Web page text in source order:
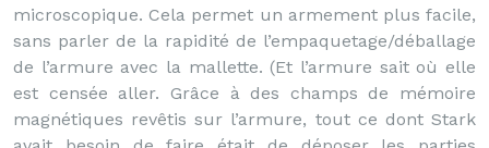
microscopique. Cela permet un armement plus facile,
sans parler de la rapidité de l’empaquetage/déballage
de l’armure avec la mallette. (Et l’armure sait où elle
est censée aller. Grâce à des champs de mémoire
magnétiques revêtis sur l’armure, tout ce dont Stark